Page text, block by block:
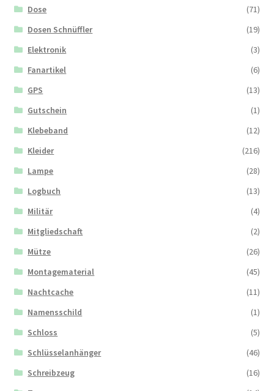
Dose
(71)
Dosen Schnüffler
(19)
Elektronik
(3)
Fanartikel
(6)
GPS
(13)
Gutschein
(1)
Klebeband
(12)
Kleider
(216)
Lampe
(28)
Logbuch
(13)
Militär
(4)
Mitgliedschaft
(2)
Mütze
(26)
Montagematerial
(45)
Nachtcache
(11)
Namensschild
(1)
Schloss
(5)
Schlüsselanhänger
(46)
Schreibzeug
(16)